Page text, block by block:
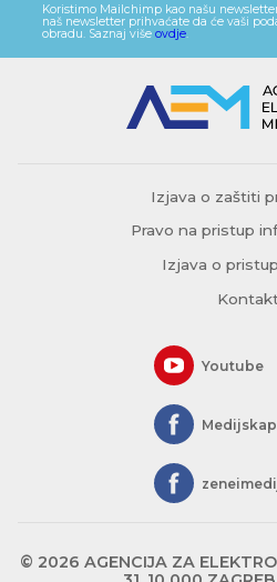
Koristimo Mailchimp kao našu
naš newsletter prihvaćate da će vaši
obradu. Saznaj više ovdje.
Izjava o zaštiti
Pravo na pristup
Izjava o
Kontakt
Youtube
© 2026 AGENCIJA ZA